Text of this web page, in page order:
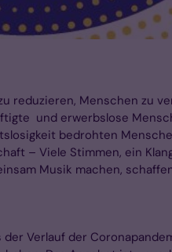
reduzieren, Menschen zu
und erwerbslose
bedrohten
– Viele Stimmen, ein
Musik machen,
Verlauf der